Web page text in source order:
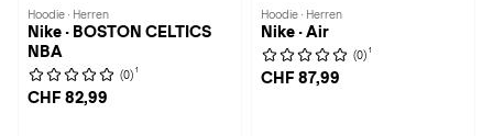
Hoodie · Herren
Nike · BOSTON CELTICS
NBA
(0) 1
CHF 82,99
Hoodie · Herren
Nike · Air
(0) 1
CHF 87,99